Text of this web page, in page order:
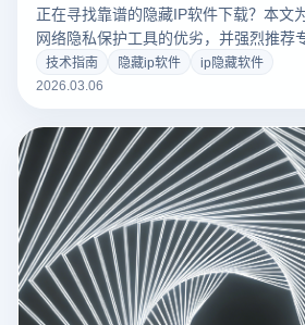
正在寻找靠谱的隐藏IP软件下载？本文
网络隐私保护工具的优劣，并强烈推荐
器。揭秘如何通过物理级环境隔离与代
电商、社媒营销中的多账号关联封禁难
技术指南 隐藏ip软件
ip隐藏软件
2026.03.06